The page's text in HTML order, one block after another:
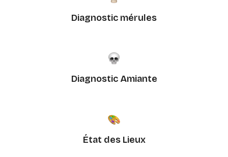
Diagnostic mérules
Diagnostic Amiante
État des Lieux